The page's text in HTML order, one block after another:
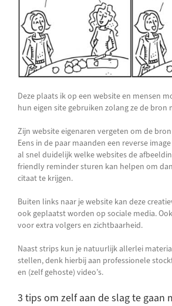
Deze plaats ik op een website en mensen
hun eigen site gebruiken zolang ze de bron
Zijn website eigenaren vergeten om de
Eens in de paar maanden een reverse
al snel duidelijk welke websites de
friendly reminder sturen kan helpen om
citaat te krijgen.
Buiten links naar je website kan deze
ook geplaatst worden op sociale media.
voor extra volgers en zichtbaarheid.
Naast strips kun je natuurlijk allerlei
stellen, denk hierbij aan professionele
en (zelf gehoste) video’s.
3 tips om zelf aan de slag te gaan